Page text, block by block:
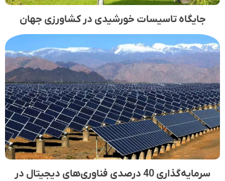
جایگاه تاسیسات خورشیدی در کشاورزی جهان
سرمایه‌گذاری 40 درصدی فناوری‌های دیجیتال در